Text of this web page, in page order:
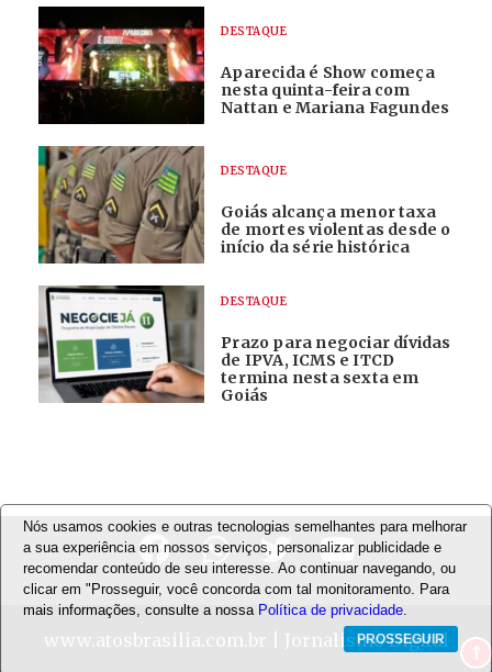
DESTAQUE
Aparecida é Show começa
nesta quinta-feira com
Nattan e Mariana Fagundes
DESTAQUE
Goiás alcança menor taxa
de mortes violentas desde o
início da série histórica
DESTAQUE
Prazo para negociar dívidas
de IPVA, ICMS e ITCD
termina nesta sexta em
Goiás
www.atosbrasilia.com.br | Jornalismo Digital
Nós usamos cookies e outras tecnologias semelhantes para melhorar
a sua experiência em nossos serviços, personalizar publicidade e
recomendar conteúdo de seu interesse. Ao continuar navegando, ou
clicar em "Prosseguir, você concorda com tal monitoramento. Para
mais informações, consulte a nossa Política de privacidade.
PROSSEGUIR